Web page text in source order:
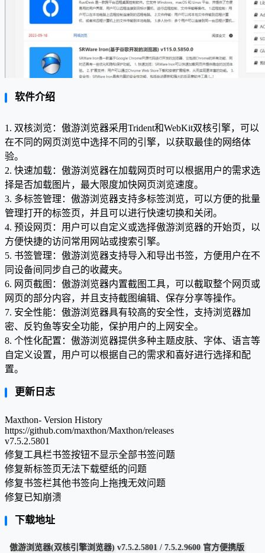
软件介绍
1. 双核浏览：傲游浏览器采用Trident和WebKit双核引擎，可以
在不同的网页浏览中选择不同的引擎，以获取最佳的网络体
验。
2. 快速加载：傲游浏览器在加载网页时可以根据用户的需求选
择是否加载图片，最大限度加快网页浏览速度。
3. 多标签管理：傲游浏览器支持多标签浏览，可以方便的批量
管理打开的标签页，并且可以进行快速切换和关闭。
4. 预设网页：用户可以自定义或选择傲游浏览器的开始页，以
方便快捷的访问常用网站或搜索引擎。
5. 书签管理：傲游浏览器支持导入和导出书签，方便用户在不
同设备间同步自己的收藏夹。
6. 网页截图：傲游浏览器内置截图工具，可以截取整个网页或
网页的部分内容，并且支持截图编辑、保存分享等操作。
7. 安全性能：傲游浏览器具有较高的安全性，支持浏览器加
密、反钓鱼等安全功能，保护用户的上网安全。
8. 个性化配置：傲游浏览器提供多种主题皮肤、字体、语言等
自定义设置，用户可以根据自己的需求和喜好进行选择和配
置。
更新日志
Maxthon- Version History
https://github.com/maxthon/Maxthon/releases
v7.5.2.5801
修复工具栏书签按钮不显示全部书签问题
修复新标签页无法下载壁纸的问题
修复书签栏其他书签向上拖拽无效问题
修复已知崩溃
下载地址
傲游浏览器(双核引擎浏览器) v7.5.2.5801 / 7.5.2.9600 官方便携版